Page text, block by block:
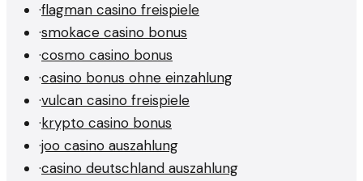
·flagman casino freispiele
·smokace casino bonus
·cosmo casino bonus
·casino bonus ohne einzahlung
·vulcan casino freispiele
·krypto casino bonus
·joo casino auszahlung
·casino deutschland auszahlung